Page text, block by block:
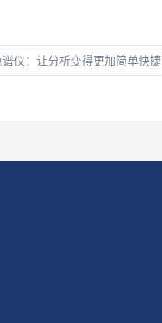
谱仪：让分析变得更加简单快捷